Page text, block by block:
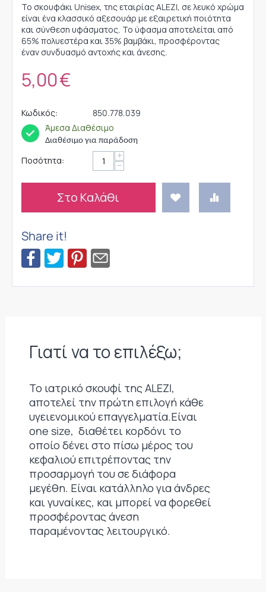
Το σκουφάκι Unisex, της εταιρίας ALEZI, σε λευκό χρώμα
είναι ένα κλασσικό αξεσουάρ με εξαιρετική ποιότητα
και σύνθεση υφάσματος. Το ύφασμα αποτελείται από
65% πολυεστέρα και 35% βαμβάκι, προσφέροντας
έναν συνδυασμό αντοχής και άνεσης.
5,00€
Κωδικός:
850.778.039
Άμεσα Διαθέσιμο
Διαθέσιμο για παράδοση
Ποσότητα: +
−
Στο Καλάθι
Share it!
Γιατί να το επιλέξω;
Το ιατρικό σκουφί της ALEZI,
αποτελεί την πρώτη επιλογή κάθε
υγειενομικού επαγγελματία.Είναι
one size, διαθέτει κορδόνι το
οποίο δένει στο πίσω μέρος του
κεφαλιού επιτρέποντας την
προσαρμογή του σε διάφορα
μεγέθη. Είναι κατάλληλο για άνδρες
και γυναίκες, και μπορεί να φορεθεί
προσφέροντας άνεση
παραμένοντας λειτουργικό.